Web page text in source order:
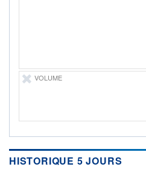
ÉLIGIBILITÉ
Non éligible
VOLUME
HISTORIQUE 5 JOURS